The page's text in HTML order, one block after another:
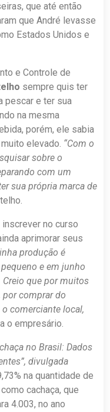
que até então
que André levasse
Estados Unidos e
e Controle de
sempre quis ter
pescar e ter sua
na mesma
porém, ele sabia
elevado. “Com o
sobre o
com um
sua própria marca de
no curso
aprimorar seus
produção é
e em junho
Creio que por muitos
comprar do
comerciante local,
o empresário.
no Brasil: Dados
divulgada
na quantidade de
cachaça, que
4.003, no ano